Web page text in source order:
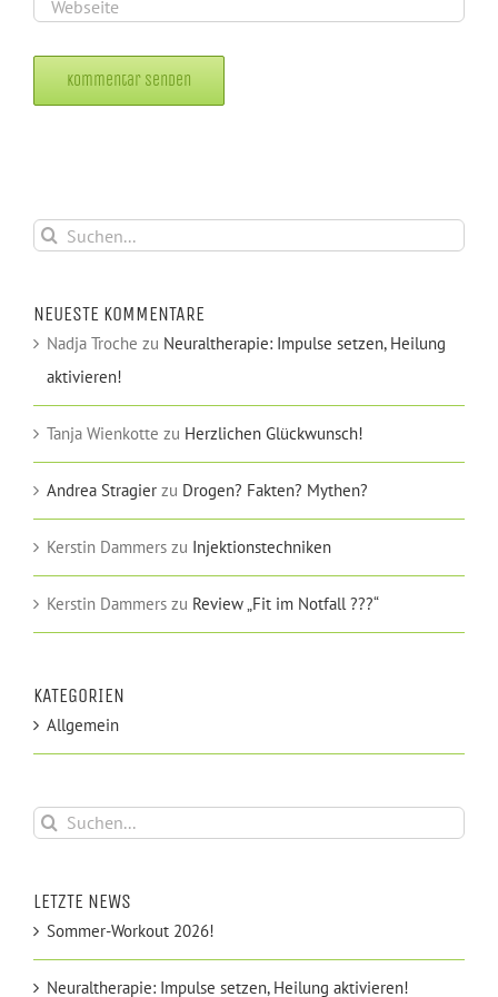
Suche
NEUESTE KOMMENTARE
Nadja Troche zu Neuraltherapie: Impulse setzen, Heilung
aktivieren!
Tanja Wienkotte zu Herzlichen Glückwunsch!
Andrea Stragier zu Drogen? Fakten? Mythen?
Kerstin Dammers zu Injektionstechniken
Kerstin Dammers zu Review „Fit im Notfall ???“
KATEGORIEN
Allgemein
Suche
LETZTE NEWS
Sommer-Workout 2026!
Neuraltherapie: Impulse setzen, Heilung aktivieren!